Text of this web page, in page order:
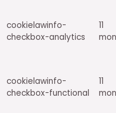
cookielawinfo-
checkbox-analytics
11
cookielawinfo-
checkbox-functional
11